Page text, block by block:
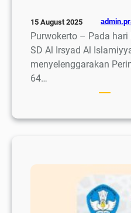
15 August 2025
Purwokerto – Pada
SD Al Irsyad Al
menyelenggarakan
64…